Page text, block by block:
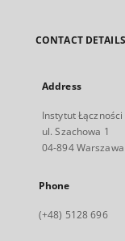
CONTACT DETAILS
Address
Instytut
ul. Szachowa 1
04-894 Warszawa
Phone
(+48) 5128 696